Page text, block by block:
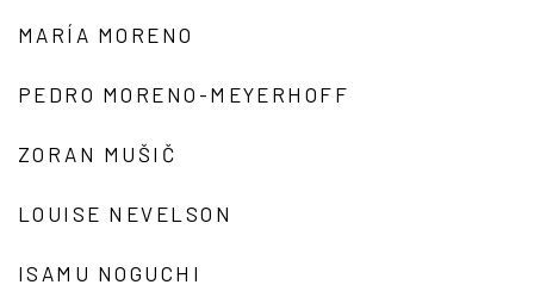
MARÍA MORENO
PEDRO MORENO-MEYERHOFF
ZORAN MUŠIČ
LOUISE NEVELSON
ISAMU NOGUCHI